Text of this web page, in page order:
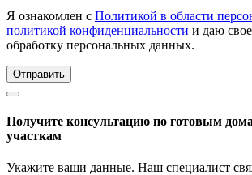
Я ознакомлен с Политикой в области
политикой конфиденциальности и даю
обработку персональных данных.
Отправить
Получите консультацию по готовым
участкам
Укажите ваши данные. Наш специалист